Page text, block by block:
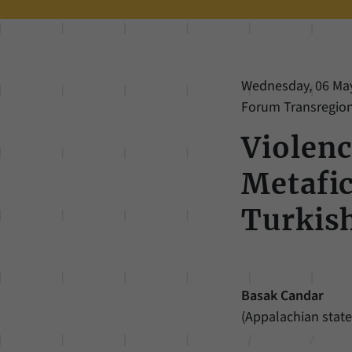
Wednesday, 06
Forum
Basak Candar
(Appalachian